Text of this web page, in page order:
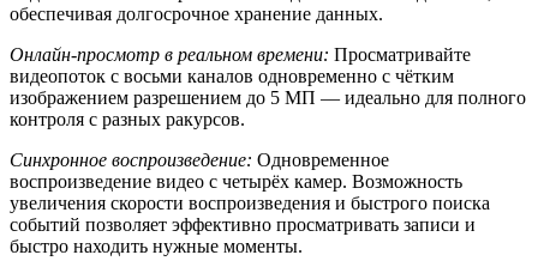
обеспечивая долгосрочное хранение данных.
Онлайн-просмотр в реальном времени: Просматривайте
видеопоток с восьми каналов одновременно с чётким
изображением разрешением до 5 МП — идеально для полного
контроля с разных ракурсов.
Синхронное воспроизведение: Одновременное
воспроизведение видео с четырёх камер. Возможность
увеличения скорости воспроизведения и быстрого поиска
событий позволяет эффективно просматривать записи и
быстро находить нужные моменты.